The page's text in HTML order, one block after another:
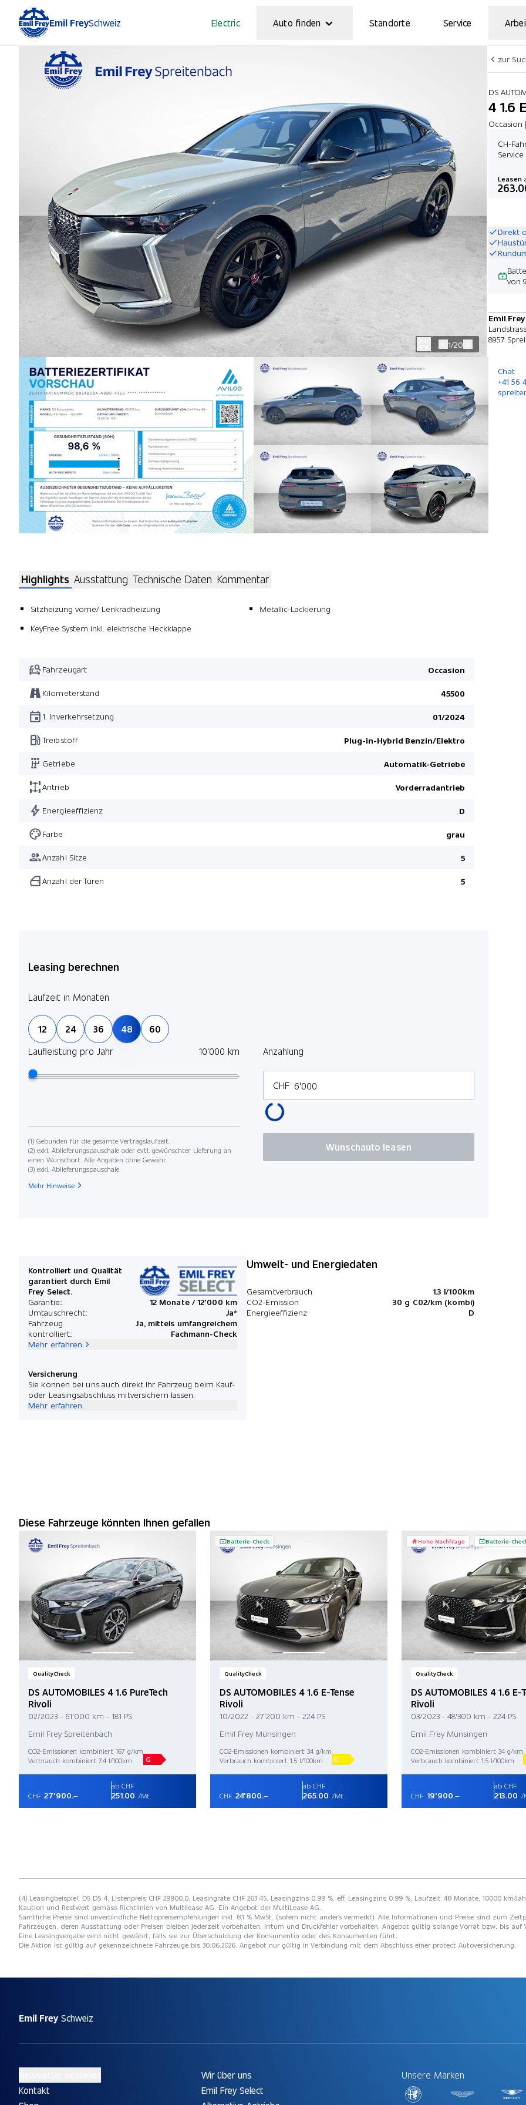
Emil FreySchweiz Electric Auto finden Standorte Service
zur
DS
4 1.6
Occasion
CH-
Service
Leasen
Direkt
von
Emil
8957
Chat
+41 56
1/20
Highlights Ausstattung Technische Daten Kommentar
Sitzheizung vorne/ Lenkradheizung
KeyFree System inkl. elektrische Heckklappe
Metallic-Lackierung
Fahrzeugart Occasion
Kilometerstand 45500
1. Inverkehrsetzung 01/2024
Treibstoff Plug-in-Hybrid Benzin/Elektro
Getriebe Automatik-Getriebe
Antrieb Vorderradantrieb
Energieeffizienz D
Farbe grau
Anzahl Sitze 5
Anzahl der Türen 5
Leasing berechnen
Laufzeit in Monaten
12 24 36 48
60
Laufleistung pro Jahr
10'000 km Anzahlung
CHF
(1) Gebunden für die gesamte Vertragslaufzeit.
(2) exkl. Ablieferungspauschale oder evtl. gewünschter Lieferung an
einen Wunschort. Alle Angaben ohne Gewähr.
(3) exkl. Ablieferungspauschale
Wunschauto leasen
Mehr Hinweise
Kontrolliert und Qualität
garantiert durch Emil
Frey Select.
Garantie:
12 Monate / 12'000 km
Umtauschrecht:
Ja*
Fahrzeug
kontrolliert:
Ja, mittels umfangreichem
Fachmann-Check
Mehr erfahren
Versicherung
Sie können bei uns auch direkt Ihr Fahrzeug beim Kauf-
oder Leasingsabschluss mitversichern lassen.
Mehr erfahren
Umwelt- und Energiedaten
Gesamtverbrauch
1.3 l/100km
CO2-Emission
30 g C02/km (kombi)
Energieeffizienz
D
Diese Fahrzeuge könnten Ihnen gefallen
QualityCheck
DS AUTOMOBILES 4 1.6 PureTech
Rivoli
02/2023 - 61'000 km - 181 PS
Emil Frey Spreitenbach
CO2-Emissionen kombiniert 167 g/km
Verbrauch kombiniert 7.4 l/100km
G
CHF 27'900.–
ab CHF
251.00 /Mt.
Batterie-Check
QualityCheck
DS AUTOMOBILES 4 1.6 E-Tense
Rivoli
10/2022 - 27'200 km - 224 PS
Emil Frey Münsingen
CO2-Emissionen kombiniert 34 g/km
Verbrauch kombiniert 1.5 l/100km
D
CHF 24'800.–
ab CHF
265.00 /Mt.
Hohe Nachfrage Batterie-
QualityCheck
DS AUTOMOBILES 4 1.6 E-
Rivoli
03/2023 - 48'300 km - 224 PS
Emil Frey Münsingen
CO2-Emissionen kombiniert 34 g/km
Verbrauch kombiniert 1.5 l/100km
CHF 19'900.–
ab CHF
213.00 /
(4) Leasingbeispiel: DS DS 4, Listenpreis CHF 29900.0, Leasingrate CHF 263.45, Leasingzins 0.99 %, eff. Leasingzins 0.99 %, Laufzeit 48 Monate, 10000
Kaution und Restwert gemäss Richtlinien von Multilease AG. Ein Angebot der MultiLease AG.
Sämtliche Preise sind unverbindliche Nettopreisempfehlungen inkl. 8,1 % MwSt. (sofern nicht anders vermerkt). Alle Informationen und Preise sind zum
Fahrzeugen, deren Ausstattung oder Preisen bleiben jederzeit vorbehalten. Irrtum und Druckfehler vorbehalten. Angebot gültig solange Vorrat bzw. bis auf
Eine Leasingvergabe wird nicht gewährt, falls sie zur Überschuldung der Konsumentin oder des Konsumenten führt.
Die Aktion ist gültig auf gekennzeichnete Fahrzeuge bis 30.06.2026. Angebot nur gültig in Verbindung mit dem Abschluss einer protect Autoversicherung.
Emil Frey Schweiz
Kontakt
Wir über uns
Emil Frey Select
Unsere Marken